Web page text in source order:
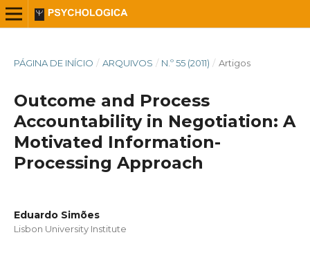
PÁGINA DE INÍCIO / ARQUIVOS / N.º 55 (2011) / Artigos
Outcome and Process
Accountability in Negotiation: A
Motivated Information-
Processing Approach
Eduardo Simões
Lisbon University Institute